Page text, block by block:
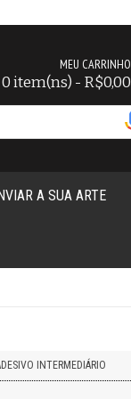
MEU CARRINHO
0 item(ns) - R$0,00
A SUA ARTE
INTERMEDIÁRIO